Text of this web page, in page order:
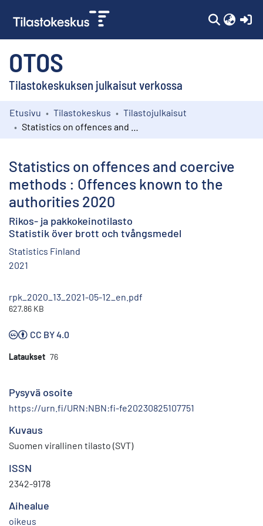
OTOS
Tilastokeskuksen julkaisut verkossa
Kokoelmat
Etusivu Tilastokeskus
Tilastojulkaisut
Statistics on offences and coercive
methods : Offences known to the
authorities 2020
Rikos- ja pakkokeinotilasto
Statistik över brott och tvångsmedel
Statistics Finland
2021
rpk_2020_13_2021-05-12_en.pdf
627.86 KB
CC BY 4.0
Lataukset 76
Pysyvä osoite
https://urn.fi/URN:NBN:fi-fe20230825107751
Kuvaus
Suomen virallinen tilasto (SVT)
ISSN
2342-9178
Aihealue
oikeus